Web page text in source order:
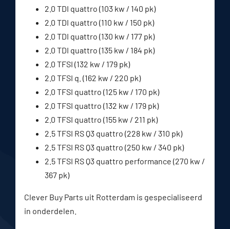
2.0 TDI quattro (103 kw / 140 pk)
2.0 TDI quattro (110 kw / 150 pk)
2.0 TDI quattro (130 kw / 177 pk)
2.0 TDI quattro (135 kw / 184 pk)
2.0 TFSI (132 kw / 179 pk)
2.0 TFSI q. (162 kw / 220 pk)
2.0 TFSI quattro (125 kw / 170 pk)
2.0 TFSI quattro (132 kw / 179 pk)
2.0 TFSI quattro (155 kw / 211 pk)
2.5 TFSI RS Q3 quattro (228 kw / 310 pk)
2.5 TFSI RS Q3 quattro (250 kw / 340 pk)
2.5 TFSI RS Q3 quattro performance (270 kw /
367 pk)
Clever Buy Parts uit Rotterdam is gespecialiseerd
in onderdelen.